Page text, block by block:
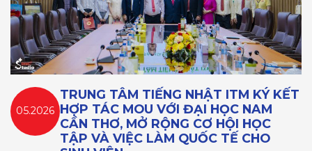
05.2026
TRUNG TÂM TIẾNG NHẬT ITM KÝ KẾT
HỢP TÁC MOU VỚI ĐẠI HỌC NAM
CẦN THƠ, MỞ RỘNG CƠ HỘI HỌC
TẬP VÀ VIỆC LÀM QUỐC TẾ CHO